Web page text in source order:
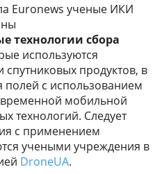
Euronews ученые ИКИ
технологии сбора
используются
спутниковых продуктов, в
полей с использованием
мобильной
технологий. Следует
с применением
учеными учреждения в
DroneUA.